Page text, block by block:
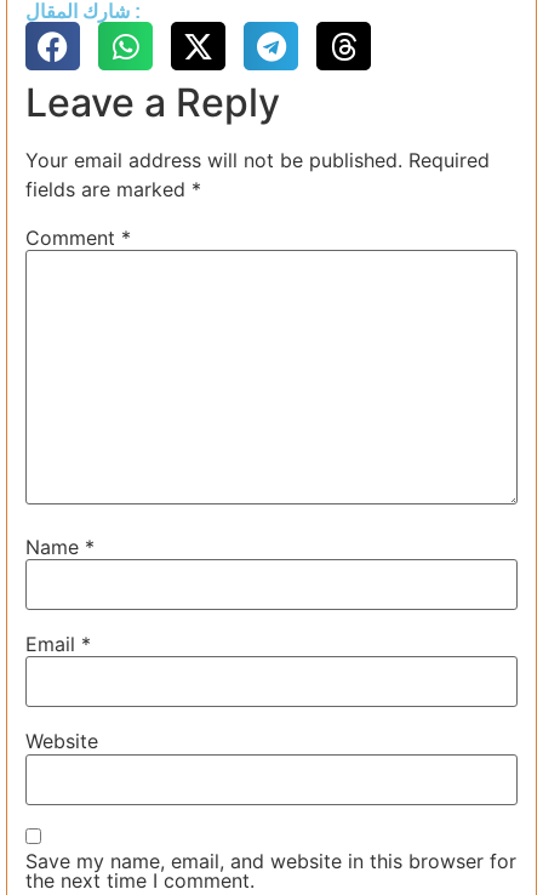
شارك المقال :
Leave a Reply
Your email address will not be published. Required
fields are marked *
Comment *
Name *
Email *
Website
Save my name, email, and website in this browser for
the next time I comment.